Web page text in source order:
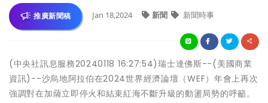
推廣新聞稿 Jan 18,2024 新聞 新聞時事
(中央社訊息服務20240118 16:27:54)瑞士達佛斯--(美國商業
資訊)--沙烏地阿拉伯在2024世界經濟論壇（WEF）年會上再次
強調對在加薩立即停火和結束紅海不斷升級的動盪局勢的呼籲。